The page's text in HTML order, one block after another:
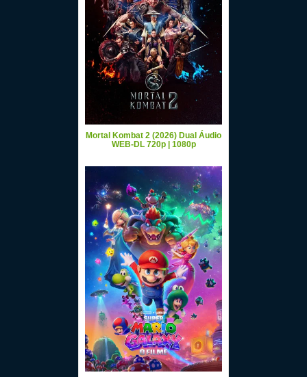
Mortal Kombat 2 (2026) Dual Áudio
WEB-DL 720p | 1080p